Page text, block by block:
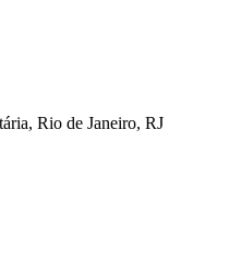
Rio de Janeiro, RJ